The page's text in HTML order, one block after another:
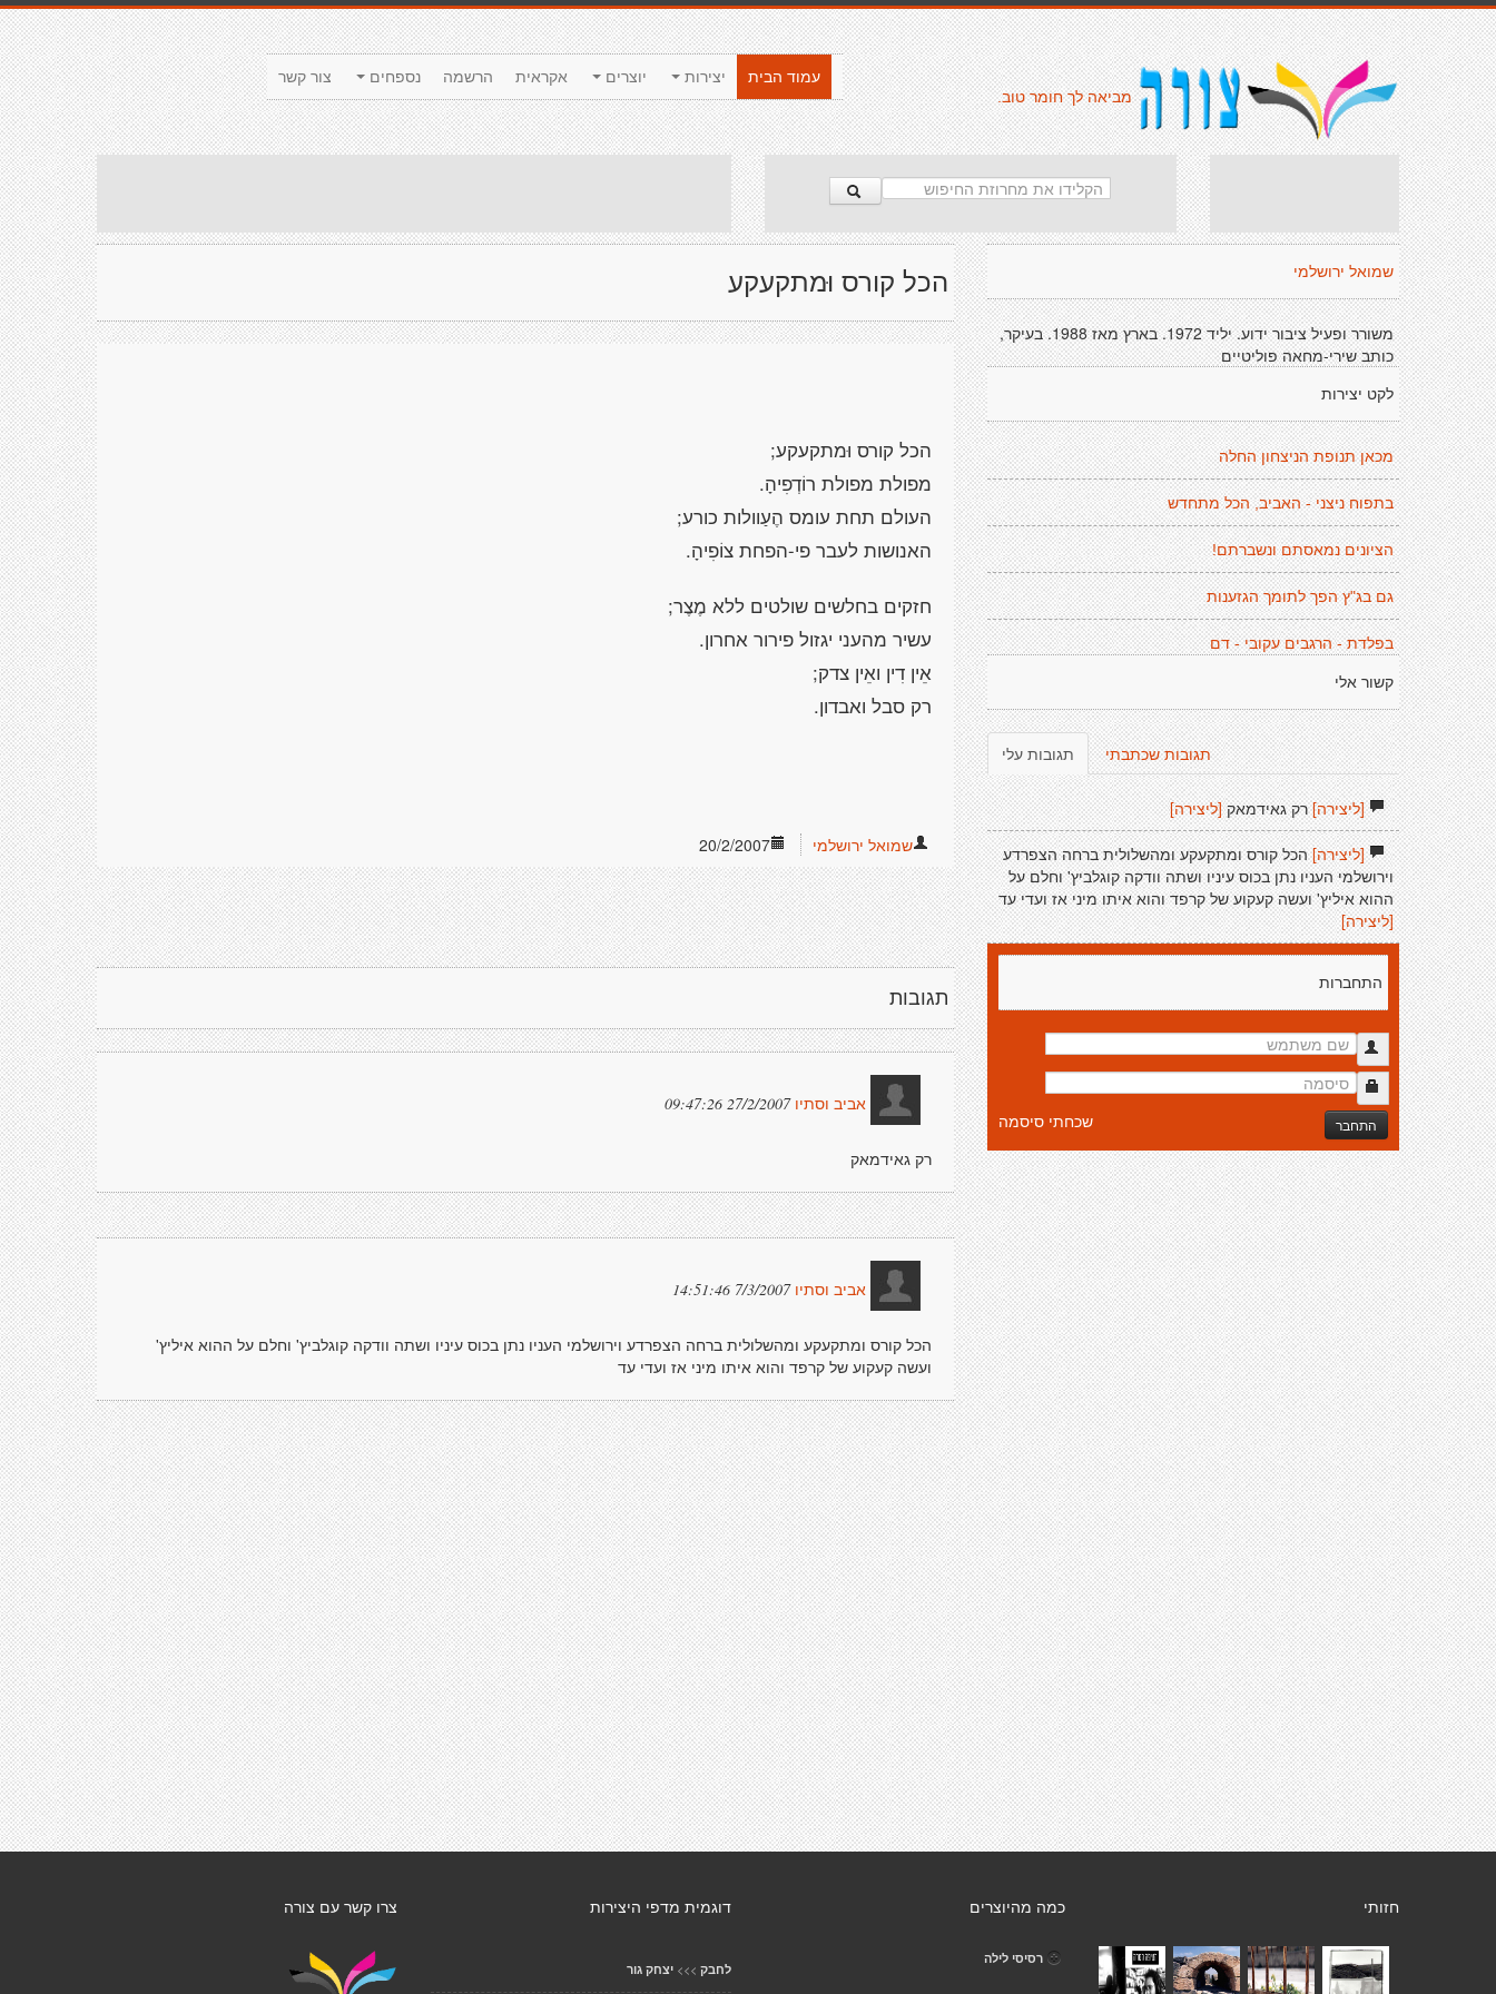
צור קשר נספחים הרשמה אקראית יוצרים יצירות
עמוד הבית
מביאה לך חומר טוב.
הכל קורס וּמתקעקע
הכל קורס וּמתקעקע;
מפולת מפולת רוֹדְפִיהָ.
העולם תחת עומס הֶעַוולות כורע;
האנושות לעבר פי-הפחת צוֹפִיהָ.
חזקים בחלשים שולטים ללא מֶצֶר;
עשיר מהעני יגזול פירור אחרון.
אֵין דִין ואֵין צדק;
רק סבל ואבדון.
20/2/2007 שמואל ירושלמי
תגובות
אביב וסתיו 27/2/2007 09:47:26
רק גאידמאק
אביב וסתיו 7/3/2007 14:51:46
הכל קורס ומתקעקע ומהשלולית ברחה הצפרדע וירושלמי העניו נתן בכוס עיניו ושתה וודקה קוגלביץ' וחלם על ההוא איליץ'
ועשה קעקוע של קרפד והוא איתו מיני אז ועדי עד
שמואל ירושלמי
משורר ופעיל ציבור ידוע. יליד 1972. בארץ מאז 1988. בעיקר,
כותב שירי-מחאה פוליטיים
לקט יצירות
מכאן תנופת הניצחון החלה
בתפוח ניצני - האביב, הכל מתחדש
הציונים נמאסתם ונשברתם!
גם בג"ץ הפך לתומך הגזענות
בפלדת - הרגבים עקובי - דם
קשור אלי
תגובות עלי תגובות שכתבתי
[ליצירה]רק גאידמאק [ליצירה]
[ליצירה]הכל קורס ומתקעקע ומהשלולית ברחה הצפרדע
וירושלמי העניו נתן בכוס עיניו ושתה וודקה קוגלביץ' וחלם על
ההוא איליץ' ועשה קעקוע של קרפד והוא איתו מיני אז ועדי עד
[ליצירה]
התחברות
התחבר שכחתי סיסמה
צרו קשר עם צורה דוגמית מדפי היצירות
לחבק >>> יצחק גור
כמה מהיוצרים
רסיסי לילה
חזותי